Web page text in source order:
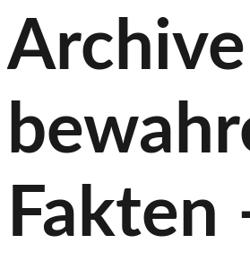
Archive
Fakten